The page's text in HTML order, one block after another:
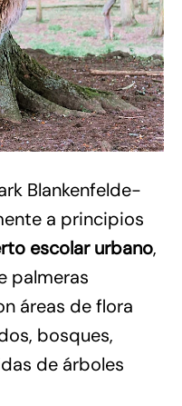
Blankenfelde-
a principios
escolar urbano,
palmeras
áreas de flora
bosques,
de árboles